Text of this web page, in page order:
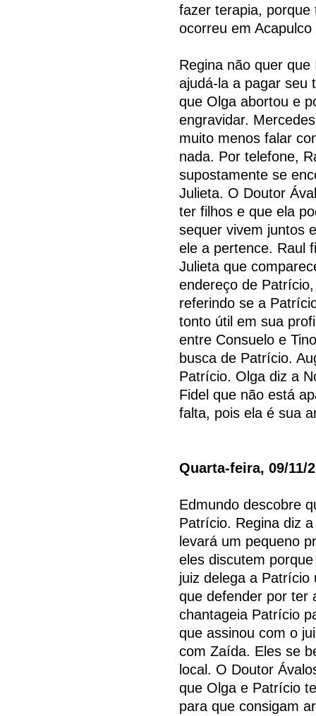
fazer terapia, porque
ocorreu em
Regina não quer
ajudá-la a pagar seu
que Olga abortou e
engravidar.
muito menos falar
nada. Por telefone,
supostamente se
Julieta. O Doutor
ter filhos e que ela
sequer vivem juntos
ele a pertence. Raul
Julieta que
endereço de
referindo se a
tonto útil em sua
entre Consuelo e
busca de Patrício.
Patrício. Olga diz a
Fidel que não está
falta, pois ela é sua
Quarta-feira, 09/11/
Edmundo descobre
Patrício. Regina diz
levará um pequeno
eles discutem
juiz delega a
que defender por ter
chantageia Patrício
que assinou com o
com Zaída. Eles se
local. O Doutor
que Olga e Patrício
para que consigam